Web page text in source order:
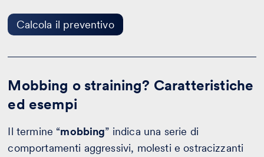
Calcola il preventivo
Mobbing o straining? Caratteristiche
ed esempi
Il termine “mobbing” indica una serie di
comportamenti aggressivi, molesti e ostracizzanti